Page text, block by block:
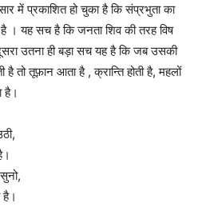
में प्रकाशित हो चुका है कि संप्रभुता का
। यह सच है कि जनता शिव की तरह विष
उतना ही बड़ा सच यह है कि जब उसकी
तो तूफ़ान आता है , क्रान्ति होती है, महलों
है।
है।